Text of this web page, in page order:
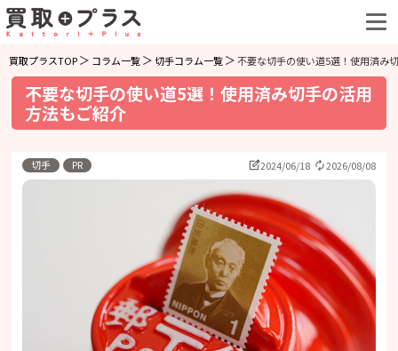
買取プラスTOP コラム一覧 切手コラム一覧 不要な切手の使い道5選！使用済み
不要な切手の使い道5選！使用済み切手の活用
方法もご紹介
2024/06/18 2026/08/08
切手 PR